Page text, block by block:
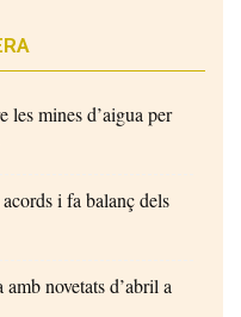
les mines d’aigua per
i fa balanç dels
novetats d’abril a